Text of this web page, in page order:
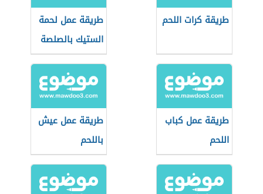
طريقة كرات اللحم
طريقة عمل لحمة
الستيك بالصلصة
طريقة عمل كباب
اللحم
طريقة عمل عيش
باللحم